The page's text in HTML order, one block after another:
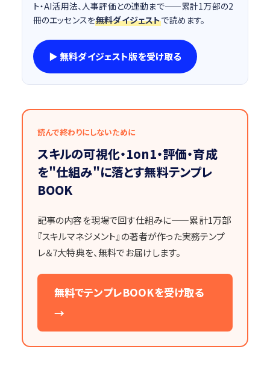
ト・AI活用法、人事評価との連動まで——累計1万部の2
冊のエッセンスを無料ダイジェストで読めます。
▶ 無料ダイジェスト版を受け取る
読んで終わりにしないために
スキルの可視化・1on1・評価・育成
を"仕組み"に落とす無料テンプレ
BOOK
記事の内容を現場で回す仕組みに——累計1万部
『スキルマネジメント』の著者が作った実務テンプ
レ＆7大特典を、無料でお届けします。
無料でテンプレBOOKを受け取る
→